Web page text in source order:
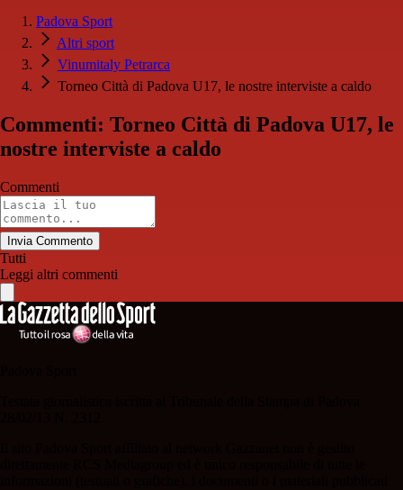
Padova Sport
Altri sport
Vinumitaly Petrarca
Torneo Città di Padova U17, le nostre interviste a caldo
Commenti: Torneo Città di Padova U17, le
nostre interviste a caldo
Commenti
Invia Commento
Tutti
Leggi altri commenti